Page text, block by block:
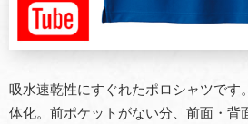
吸水速乾性にすぐれたポロシャツです
体化。前ポケットがない分、前面・背